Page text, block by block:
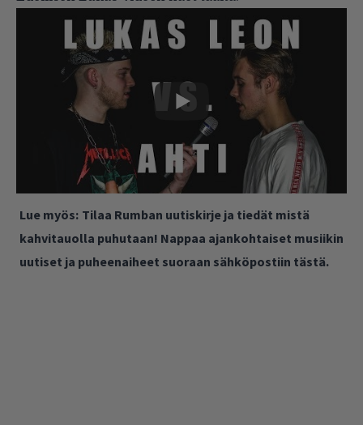
Lue myös: Tilaa Rumban uutiskirje ja tiedät mistä
kahvitauolla puhutaan! Nappaa ajankohtaiset musiikin
uutiset ja puheenaiheet suoraan sähköpostiin tästä.